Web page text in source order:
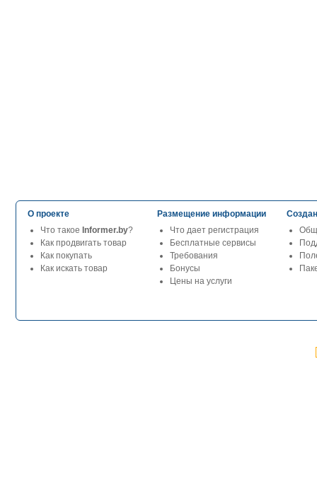
О проекте
Что такое Informer.by?
Как продвигать товар
Как покупать
Как искать товар
Размещение информации
Что дает регистрация
Бесплатные сервисы
Требования
Бонусы
Цены на услуги